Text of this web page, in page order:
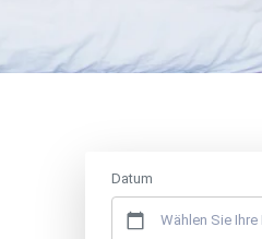
Datum